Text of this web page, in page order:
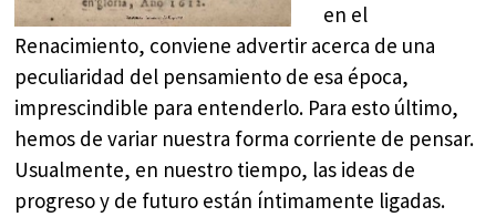
en el
Renacimiento, conviene advertir acerca de una
peculiaridad del pensamiento de esa época,
imprescindible para entenderlo. Para esto último,
hemos de variar nuestra forma corriente de pensar.
Usualmente, en nuestro tiempo, las ideas de
progreso y de futuro están íntimamente ligadas.